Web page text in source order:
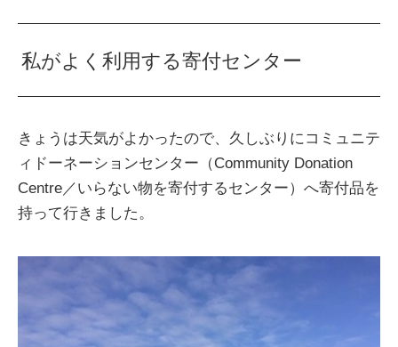
私がよく利用する寄付センター
きょうは天気がよかったので、久しぶりにコミュニテ
ィドーネーションセンター（Community Donation
Centre／いらない物を寄付するセンター）へ寄付品を
持って行きました。